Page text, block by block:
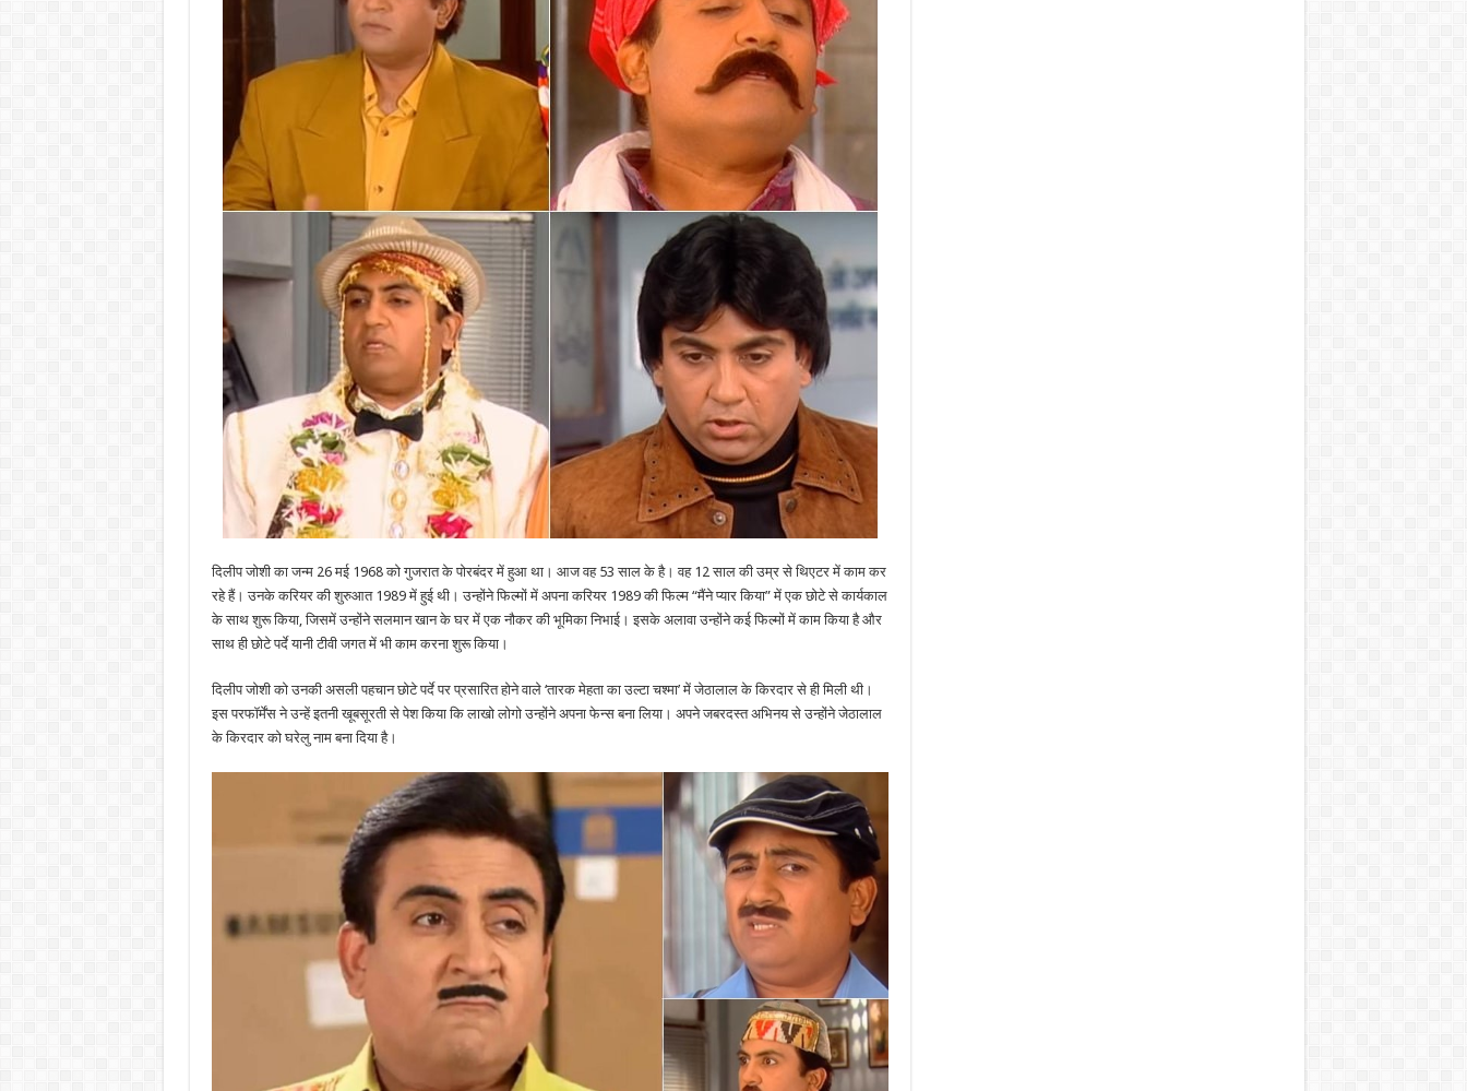
दिलीप जोशी का जन्म 26 मई 1968 को गुजरात के पोरबंदर में हुआ था। आज वह 53 साल के है। वह 12 साल की उम्र से थिएटर में काम कर
रहे हैं। उनके करियर की शुरुआत 1989 में हुई थी। उन्होंने फिल्मों में अपना करियर 1989 की फिल्म “मैंने प्यार किया” में एक छोटे से कार्यकाल
के साथ शुरू किया, जिसमें उन्होंने सलमान खान के घर में एक नौकर की भूमिका निभाई। इसके अलावा उन्होंने कई फिल्मों में काम किया है और
साथ ही छोटे पर्दे यानी टीवी जगत में भी काम करना शुरू किया।
दिलीप जोशी को उनकी असली पहचान छोटे पर्दे पर प्रसारित होने वाले ‘तारक मेहता का उल्टा चश्मा’ में जेठालाल के किरदार से ही मिली थी।
इस परफॉर्मेंस ने उन्हें इतनी खूबसूरती से पेश किया कि लाखो लोगो उन्होंने अपना फेन्स बना लिया। अपने जबरदस्त अभिनय से उन्होंने जेठालाल
के किरदार को घरेलु नाम बना दिया है।